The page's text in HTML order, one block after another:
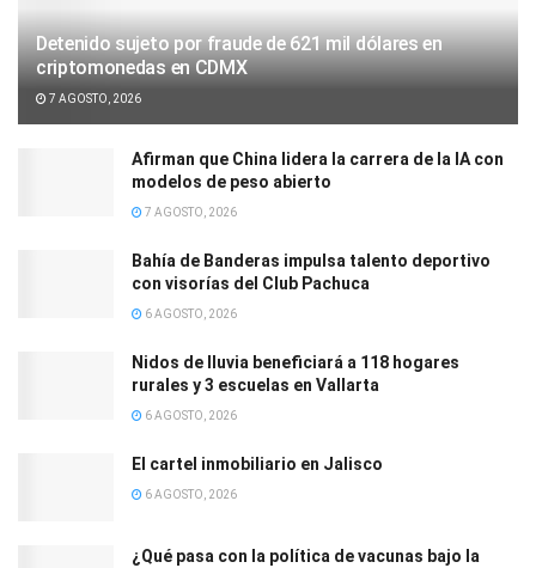
Detenido sujeto por fraude de 621 mil dólares en
criptomonedas en CDMX
7 AGOSTO, 2026
Afirman que China lidera la carrera de la IA con
modelos de peso abierto
7 AGOSTO, 2026
Bahía de Banderas impulsa talento deportivo
con visorías del Club Pachuca
6 AGOSTO, 2026
Nidos de lluvia beneficiará a 118 hogares
rurales y 3 escuelas en Vallarta
6 AGOSTO, 2026
El cartel inmobiliario en Jalisco
6 AGOSTO, 2026
¿Qué pasa con la política de vacunas bajo la